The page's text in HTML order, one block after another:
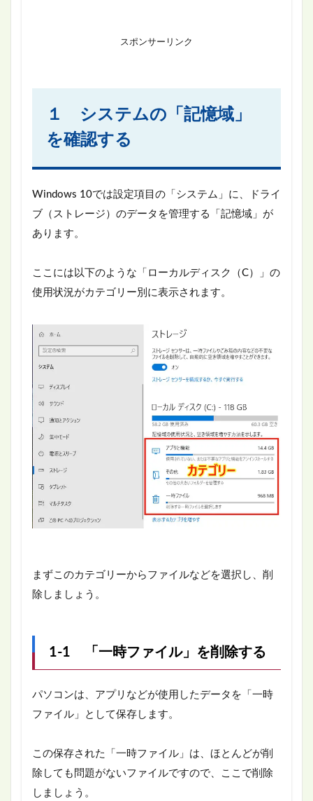
スポンサーリンク
１ システムの「記憶域」
を確認する
Windows 10では設定項目の「システム」に、ドライ
ブ（ストレージ）のデータを管理する「記憶域」が
あります。
ここには以下のような「ローカルディスク（C）」の
使用状況がカテゴリー別に表示されます。
まずこのカテゴリーからファイルなどを選択し、削
除しましょう。
1-1 「一時ファイル」を削除する
パソコンは、アプリなどが使用したデータを「一時
ファイル」として保存します。
この保存された「一時ファイル」は、ほとんどが削
除しても問題がないファイルですので、ここで削除
しましょう。